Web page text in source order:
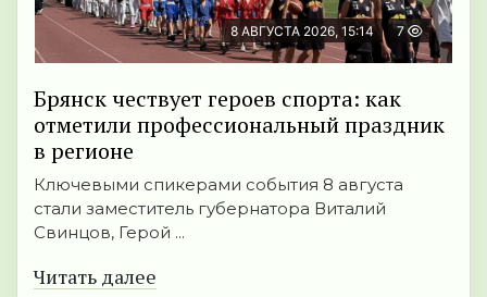
8 АВГУСТА 2026, 15:14 7
Брянск чествует героев спорта: как
отметили профессиональный праздник
в регионе
Ключевыми спикерами события 8 августа
стали заместитель губернатора Виталий
Свинцов, Герой ...
Читать далее